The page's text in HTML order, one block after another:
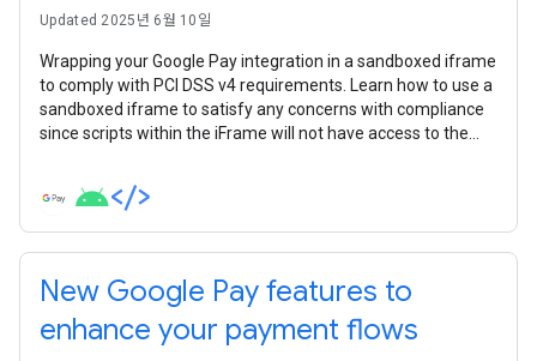
Updated 2025년 6월 10일
Wrapping your Google Pay integration in a sandboxed iframe
to comply with PCI DSS v4 requirements. Learn how to use a
sandboxed iframe to satisfy any concerns with compliance
since scripts within the iFrame will not have access to the
New Google Pay features to
enhance your payment flows